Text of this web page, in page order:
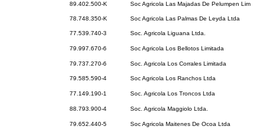
89.402.500-K Soc Agricola Las Majadas De Pelumpen Lim
78.748.350-K Soc Agricola Las Palmas De Leyda Ltda
77.539.740-3 Soc. Agricola Liguana Ltda.
79.997.670-6 Soc Agricola Los Bellotos Limitada
79.737.270-6 Soc. Agricola Los Corrales Limitada
79.585.590-4 Soc Agricola Los Ranchos Ltda
77.149.190-1 Soc. Agricola Los Troncos Ltda
88.793.900-4 Soc. Agricola Maggiolo Ltda.
79.652.440-5 Soc Agricola Maitenes De Ocoa Ltda